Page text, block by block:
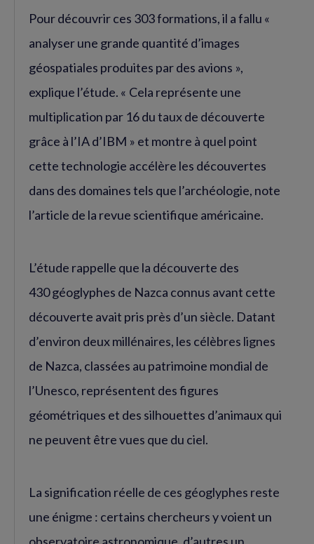
Pour découvrir ces 303 formations, il a fallu «
analyser une grande quantité d’images
géospatiales produites par des avions »,
explique l’étude. « Cela représente une
multiplication par 16 du taux de découverte
grâce à l’IA d’IBM » et montre à quel point
cette technologie accélère les découvertes
dans des domaines tels que l’archéologie, note
l’article de la revue scientifique américaine.
L’étude rappelle que la découverte des
430 géoglyphes de Nazca connus avant cette
découverte avait pris près d’un siècle. Datant
d’environ deux millénaires, les célèbres lignes
de Nazca, classées au patrimoine mondial de
l’Unesco, représentent des figures
géométriques et des silhouettes d’animaux qui
ne peuvent être vues que du ciel.
La signification réelle de ces géoglyphes reste
une énigme : certains chercheurs y voient un
observatoire astronomique, d’autres un